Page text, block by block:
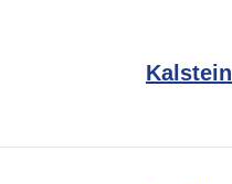
Kalstein